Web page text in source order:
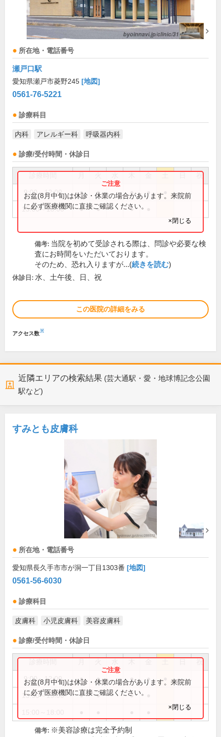
所在地・電話番号
瀬戸口駅
愛知県瀬戸市菱野245 [地図]
0561-76-5221
診療科目
内科 アレルギー科 呼吸器内科
診療/受付時間・休診日
祝
9:00～12:00 ● ● ● ●
15:00～18:00 ● ● ●
お盆(8月中旬)は休診・休業の場合があります。来院前
に必ず医療機関に直接ご確認ください。
×閉じる
備考: 当院を初めて受診される際は、問診や必要な検
査にお時間をいただいております。
そのため、恐れ入りますが...(続きを読む)
休診日: 水、土午後、日、祝
この医院の詳細をみる
アクセス数※
近隣エリアの検索結果 (芸大通駅・愛・地球博記念公園
駅など)
すみとも皮膚科
所在地・電話番号
愛知県長久手市市が洞一丁目1303番 [地図]
0561-56-6030
診療科目
皮膚科 小児皮膚科 美容皮膚科
診療/受付時間・休診日
祝
9:00～12:00 ● ● ● ●
13:30～15:00 ● ● ●
お盆(8月中旬)は休診・休業の場合があります。来院前
に必ず医療機関に直接ご確認ください。
×閉じる
備考: ※美容診療は完全予約制